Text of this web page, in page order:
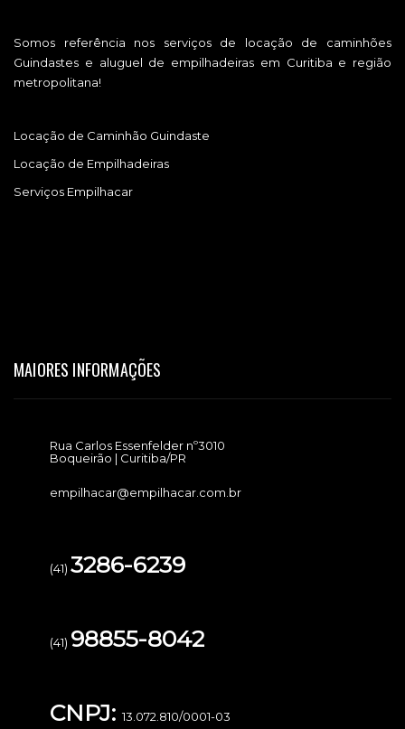
Somos referência nos serviços de locação de caminhões
Guindastes e aluguel de empilhadeiras em Curitiba e região
metropolitana!
Locação de Caminhão Guindaste
Locação de Empilhadeiras
Serviços Empilhacar
MAIORES INFORMAÇÕES
Rua Carlos Essenfelder nº3010
Boqueirão | Curitiba/PR
empilhacar@empilhacar.com.br
(41) 3286-6239
(41) 98855-8042
CNPJ:13.072.810/0001-03